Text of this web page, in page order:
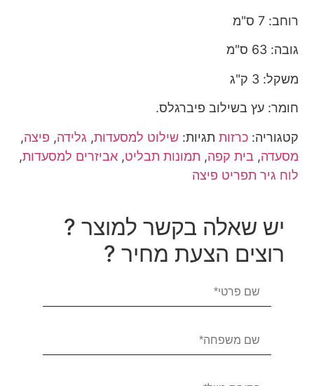
רוחב: 7 ס"מ
גובה: 63 ס"מ
משקל: 3
ק"ג
חומר: עץ בשילוב פיברגלס.
קטגוריה: כרזות תגיות: שילוט למסעדות, גלידה, פיצה,
מסעדה, בית קפה, תמונות תבליט,אביזרים למסעדות,
לוח גיר תפריט פיצה
יש שאלה בקשר למוצר ?
רוצים הצעת מחיר ?